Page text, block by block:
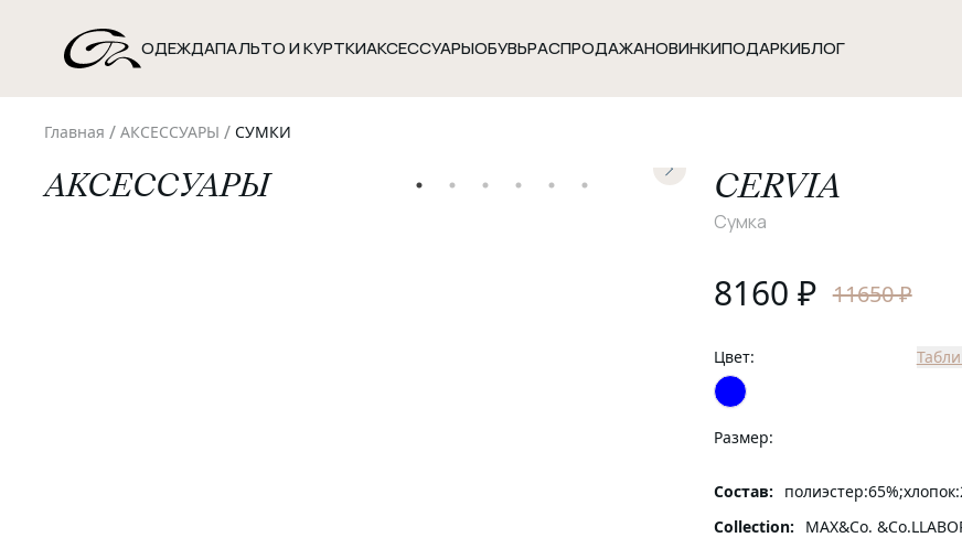
ОДЕЖДАПАЛЬТО И КУРТКИАКСЕССУАРЫОБУВЬРАСПРОДАЖАНОВИНКИПОДАРКИБЛОГ
Главная / АКСЕССУАРЫ / СУМКИ
АКСЕССУАРЫ CERVIA
Сумка
8160 ₽ 11650 ₽
Цвет:
Размер:
Состав:
Collection:
MAX&Co.